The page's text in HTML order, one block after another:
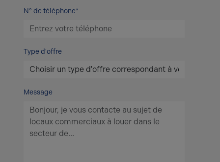
N° de téléphone*
Type d'offre
Message